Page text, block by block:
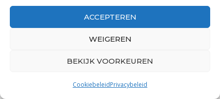
ACCEPTEREN
WEIGEREN
BEKIJK VOORKEUREN
CookiebeleidPrivacybeleid
Volg Bluestown Music